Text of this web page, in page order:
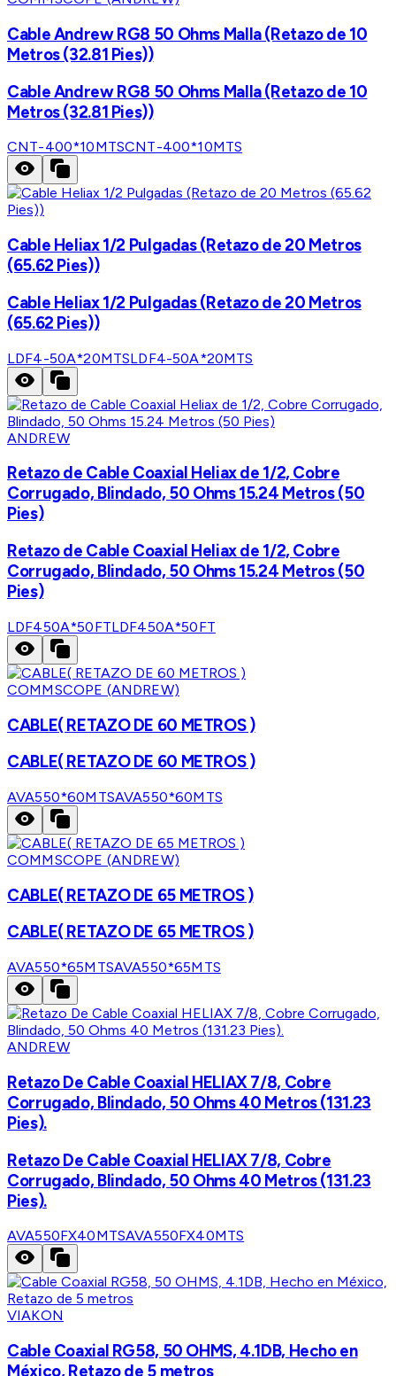
Cable Andrew RG8 50 Ohms Malla (Retazo de 10
Metros (32.81 Pies))
Cable Andrew RG8 50 Ohms Malla (Retazo de 10
Metros (32.81 Pies))
CNT-400*10MTSCNT-400*10MTS
Cable Heliax 1/2 Pulgadas (Retazo de 20 Metros
(65.62 Pies))
Cable Heliax 1/2 Pulgadas (Retazo de 20 Metros
(65.62 Pies))
LDF4-50A*20MTSLDF4-50A*20MTS
ANDREW
Retazo de Cable Coaxial Heliax de 1/2, Cobre
Corrugado, Blindado, 50 Ohms 15.24 Metros (50
Pies)
Retazo de Cable Coaxial Heliax de 1/2, Cobre
Corrugado, Blindado, 50 Ohms 15.24 Metros (50
Pies)
LDF450A*50FTLDF450A*50FT
COMMSCOPE (ANDREW)
CABLE( RETAZO DE 60 METROS )
CABLE( RETAZO DE 60 METROS )
AVA550*60MTSAVA550*60MTS
COMMSCOPE (ANDREW)
CABLE( RETAZO DE 65 METROS )
CABLE( RETAZO DE 65 METROS )
AVA550*65MTSAVA550*65MTS
ANDREW
Retazo De Cable Coaxial HELIAX 7/8, Cobre
Corrugado, Blindado, 50 Ohms 40 Metros (131.23
Pies).
Retazo De Cable Coaxial HELIAX 7/8, Cobre
Corrugado, Blindado, 50 Ohms 40 Metros (131.23
Pies).
AVA550FX40MTSAVA550FX40MTS
VIAKON
Cable Coaxial RG58, 50 OHMS, 4.1DB, Hecho en
México, Retazo de 5 metros